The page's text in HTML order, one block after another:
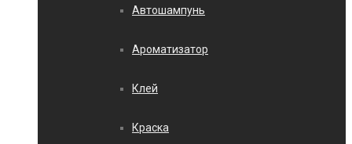
Автошампунь
Ароматизатор
Клей
Краска